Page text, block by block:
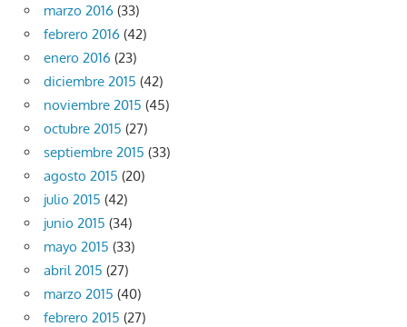
marzo 2016 (33)
febrero 2016 (42)
enero 2016 (23)
diciembre 2015 (42)
noviembre 2015 (45)
octubre 2015 (27)
septiembre 2015 (33)
agosto 2015 (20)
julio 2015 (42)
junio 2015 (34)
mayo 2015 (33)
abril 2015 (27)
marzo 2015 (40)
febrero 2015 (27)